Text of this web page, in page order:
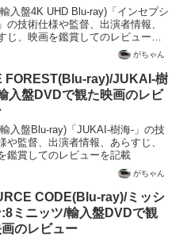
入盤4K UHD Blu-ray)「インセプシ
の技術仕様や監督、出演者情報、
じ、映画を鑑賞してのレビューを
がちゃん
FOREST(Blu-ray)/JUKAI-樹
入盤DVDで観た映画のレビ
入盤Blu-ray)「JUKAI-樹海-」の技
や監督、出演者情報、あらすじ、
鑑賞してのレビューを記載
がちゃん
CODE(Blu-ray)/ミッシ
:8ミニッツ/輸入盤DVDで観
のレビュー